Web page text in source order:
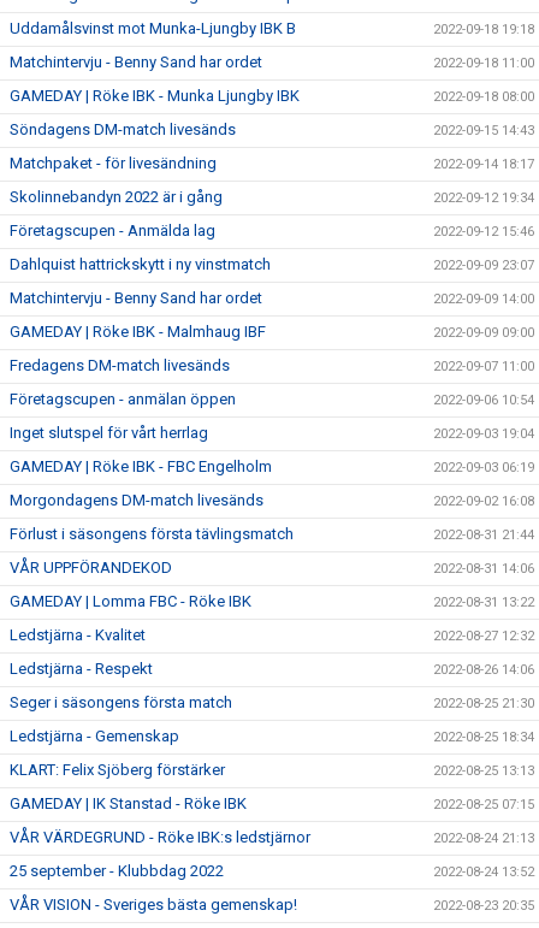
Uddamålsvinst mot Munka-Ljungby IBK B 2022-09-18 19:18
Matchintervju - Benny Sand har ordet 2022-09-18 11:00
GAMEDAY | Röke IBK - Munka Ljungby IBK 2022-09-18 08:00
Söndagens DM-match livesänds 2022-09-15 14:43
Matchpaket - för livesändning 2022-09-14 18:17
Skolinnebandyn 2022 är i gång 2022-09-12 19:34
Företagscupen - Anmälda lag 2022-09-12 15:46
Dahlquist hattrickskytt i ny vinstmatch 2022-09-09 23:07
Matchintervju - Benny Sand har ordet 2022-09-09 14:00
GAMEDAY | Röke IBK - Malmhaug IBF 2022-09-09 09:00
Fredagens DM-match livesänds 2022-09-07 11:00
Företagscupen - anmälan öppen 2022-09-06 10:54
Inget slutspel för vårt herrlag 2022-09-03 19:04
GAMEDAY | Röke IBK - FBC Engelholm 2022-09-03 06:19
Morgondagens DM-match livesänds 2022-09-02 16:08
Förlust i säsongens första tävlingsmatch 2022-08-31 21:44
VÅR UPPFÖRANDEKOD 2022-08-31 14:06
GAMEDAY | Lomma FBC - Röke IBK 2022-08-31 13:22
Ledstjärna - Kvalitet 2022-08-27 12:32
Ledstjärna - Respekt 2022-08-26 14:06
Seger i säsongens första match 2022-08-25 21:30
Ledstjärna - Gemenskap 2022-08-25 18:34
KLART: Felix Sjöberg förstärker 2022-08-25 13:13
GAMEDAY | IK Stanstad - Röke IBK 2022-08-25 07:15
VÅR VÄRDEGRUND - Röke IBK:s ledstjärnor 2022-08-24 21:13
25 september - Klubbdag 2022 2022-08-24 13:52
VÅR VISION - Sveriges bästa gemenskap! 2022-08-23 20:35